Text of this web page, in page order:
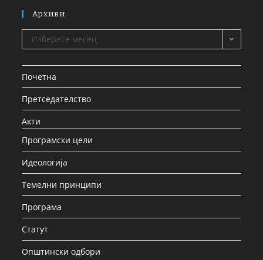
Архиви
Изберете месец
Почетна
Претседателство
Акти
Програмски цели
Идеологија
Темелни принципи
Програма
Статут
Општински одбори